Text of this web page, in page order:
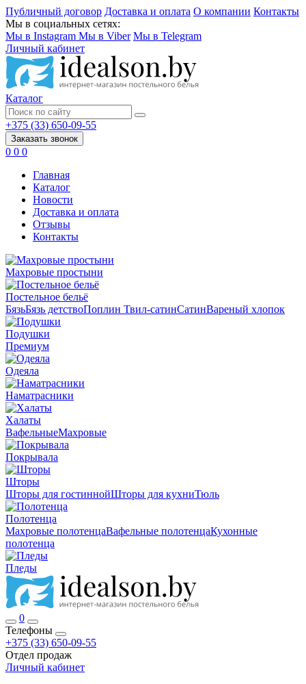
Публичный договор Доставка и оплата О компании Контакты
Мы в социальных сетях:
Мы в Instagram Мы в Viber Мы в Telegram
Личный кабинет
Каталог
+375 (33) 650-09-55
Заказать звонок
0 0 0
Главная
Каталог
Новости
Доставка и оплата
Отзывы
Контакты
Махровые простыни
Постельное бельё
БязьБязь детствоПоплин Твил-сатинСатинВареный хлопок
Подушки
Премиум
Одеяла
Наматрасники
Халаты
ВафельныеМахровые
Покрывала
Шторы
Шторы для гостиннойШторы для кухниТюль
Полотенца
Махровые полотенцаВафельные полотенцаКухонные
полотенца
Пледы
0
Телефоны
+375 (33) 650-09-55
Отдел продаж
Личный кабинет